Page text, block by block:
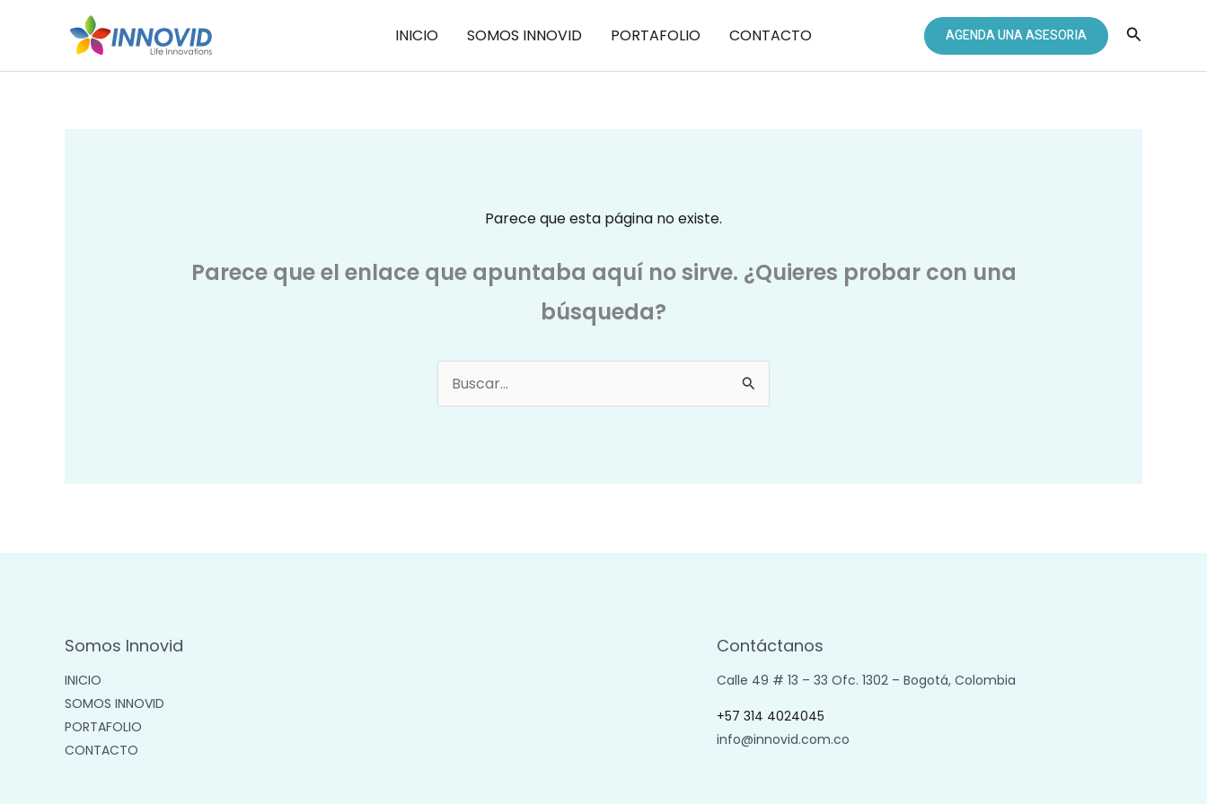
INICIO SOMOS INNOVID PORTAFOLIO CONTACTO AGENDA UNA ASESORIA Buscar
Parece que esta página no existe.
Parece que el enlace que apuntaba aquí no sirve. ¿Quieres probar con una
búsqueda?
Buscar
por:
Somos Innovid
INICIO
SOMOS INNOVID
PORTAFOLIO
CONTACTO
Contáctanos
Calle 49 # 13 – 33 Ofc. 1302 – Bogotá, Colombia
+57 314 4024045
info@innovid.com.co